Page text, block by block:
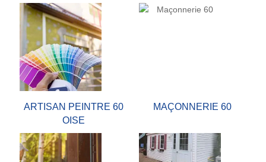
ARTISAN PEINTRE 60
OISE
MAÇONNERIE 60